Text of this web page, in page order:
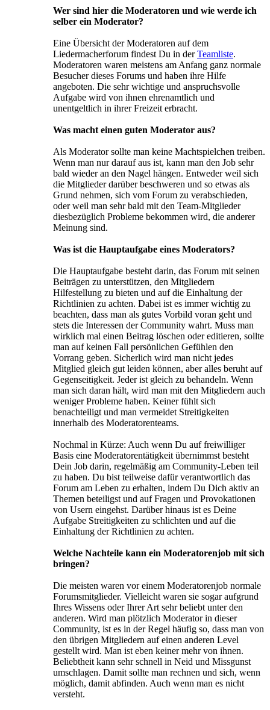
Wer sind hier die Moderatoren und wie werde ich
selber ein Moderator?
Eine Übersicht der Moderatoren auf dem
Liedermacherforum findest Du in derTeamliste.
Moderatoren waren meistens am Anfang ganz normale
Besucher dieses Forums und haben ihre Hilfe
angeboten. Die sehr wichtige und anspruchsvolle
Aufgabe wird von ihnen ehrenamtlich und
unentgeltlich in ihrer Freizeit erbracht.
Was macht einen guten Moderator aus?
Als Moderator sollte man keine Machtspielchen treiben.
Wenn man nur darauf aus ist, kann man den Job sehr
bald wieder an den Nagel hängen. Entweder weil sich
die Mitglieder darüber beschweren und so etwas als
Grund nehmen, sich vom Forum zu verabschieden,
oder weil man sehr bald mit den Team-Mitglieder
diesbezüglich Probleme bekommen wird, die anderer
Meinung sind.
Was ist die Hauptaufgabe eines Moderators?
Die Hauptaufgabe besteht darin, das Forum mit seinen
Beiträgen zu unterstützen, den Mitgliedern
Hilfestellung zu bieten und auf die Einhaltung der
Richtlinien zu achten. Dabei ist es immer wichtig zu
beachten, dass man als gutes Vorbild voran geht und
stets die Interessen der Community wahrt. Muss man
wirklich mal einen Beitrag löschen oder editieren, sollte
man auf keinen Fall persönlichen Gefühlen den
Vorrang geben. Sicherlich wird man nicht jedes
Mitglied gleich gut leiden können, aber alles beruht auf
Gegenseitigkeit. Jeder ist gleich zu behandeln. Wenn
man sich daran hält, wird man mit den Mitgliedern auch
weniger Probleme haben. Keiner fühlt sich
benachteiligt und man vermeidet Streitigkeiten
innerhalb des Moderatorenteams.
Nochmal in Kürze: Auch wenn Du auf freiwilliger
Basis eine Moderatorentätigkeit übernimmst besteht
Dein Job darin, regelmäßig am Community-Leben teil
zu haben. Du bist teilweise dafür verantwortlich das
Forum am Leben zu erhalten, indem Du Dich aktiv an
Themen beteiligst und auf Fragen und Provokationen
von Usern eingehst. Darüber hinaus ist es Deine
Aufgabe Streitigkeiten zu schlichten und auf die
Einhaltung der Richtlinien zu achten.
Welche Nachteile kann ein Moderatorenjob mit sich
bringen?
Die meisten waren vor einem Moderatorenjob normale
Forumsmitglieder. Vielleicht waren sie sogar aufgrund
Ihres Wissens oder Ihrer Art sehr beliebt unter den
anderen. Wird man plötzlich Moderator in dieser
Community, ist es in der Regel häufig so, dass man von
den übrigen Mitgliedern auf einen anderen Level
gestellt wird. Man ist eben keiner mehr von ihnen.
Beliebtheit kann sehr schnell in Neid und Missgunst
umschlagen. Damit sollte man rechnen und sich, wenn
möglich, damit abfinden. Auch wenn man es nicht
versteht.